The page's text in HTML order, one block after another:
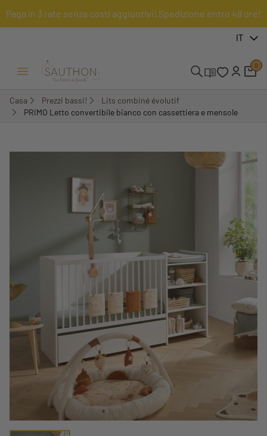
Paga in 3 rate senza costi aggiuntivi! Spedizione entro 48 ore!
IT
Menu Apri/Chiudi
0
Casa Prezzi bassi!
Lits combiné évolutif
PRIMO Letto convertibile bianco con cassettiera e mensole
-30,7%